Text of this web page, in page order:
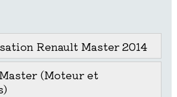
Renault Master 2014
(Moteur et